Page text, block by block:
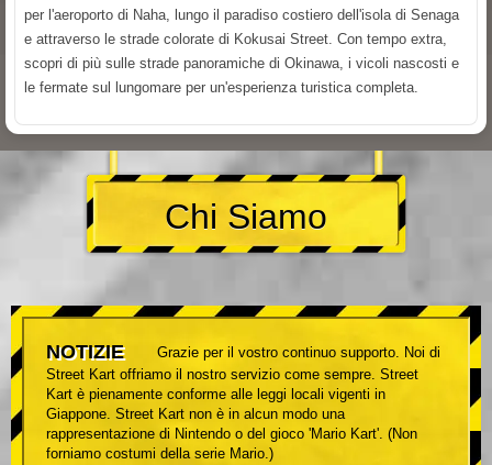
per l'aeroporto di Naha, lungo il paradiso costiero dell'isola di Senaga
e attraverso le strade colorate di Kokusai Street. Con tempo extra,
scopri di più sulle strade panoramiche di Okinawa, i vicoli nascosti e
le fermate sul lungomare per un'esperienza turistica completa.
Chi Siamo
NOTIZIE
Grazie per il vostro continuo supporto. Noi di
Street Kart offriamo il nostro servizio come sempre. Street
Kart è pienamente conforme alle leggi locali vigenti in
Giappone. Street Kart non è in alcun modo una
rappresentazione di Nintendo o del gioco 'Mario Kart'. (Non
forniamo costumi della serie Mario.)